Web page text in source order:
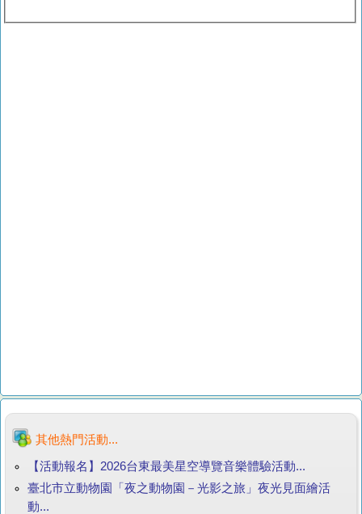
其他熱門活動...
【活動報名】2026台東最美星空導覽音樂體驗活動...
臺北市立動物園「夜之動物園－光影之旅」夜光見面繪活
動...